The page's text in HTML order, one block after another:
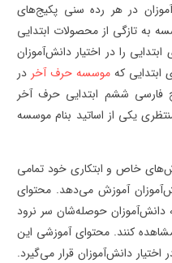
در هر رده سنی پکیج‌های
به تازگی از محصولات ابتدایی
را در اختیار دانش‌آموزان
ابتدایی کهموسسه حرف آخر در
فارسی ششم ابتدایی حرف آخر
یکی از اساتید بنام موسسه
خاص و ابتکاری خود تمامی
آموزش می‌دهد. محتوای
حوصله‌شان سر نرود
کنند. محتوای آموزشی این
اختیار دانش‌آموزان قرار می‌گیرد.